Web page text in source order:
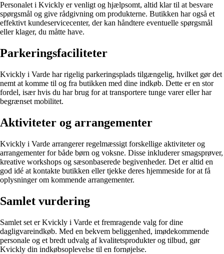
Personalet i Kvickly er venligt og hjælpsomt, altid klar til at besvare
spørgsmål og give rådgivning om produkterne. Butikken har også et
effektivt kundeservicecenter, der kan håndtere eventuelle spørgsmål
eller klager, du måtte have.
Parkeringsfaciliteter
Kvickly i Varde har rigelig parkeringsplads tilgængelig, hvilket gør det
nemt at komme til og fra butikken med dine indkøb. Dette er en stor
fordel, især hvis du har brug for at transportere tunge varer eller har
begrænset mobilitet.
Aktiviteter og arrangementer
Kvickly i Varde arrangerer regelmæssigt forskellige aktiviteter og
arrangementer for både børn og voksne. Disse inkluderer smagsprøver,
kreative workshops og sæsonbaserede begivenheder. Det er altid en
god idé at kontakte butikken eller tjekke deres hjemmeside for at få
oplysninger om kommende arrangementer.
Samlet vurdering
Samlet set er Kvickly i Varde et fremragende valg for dine
dagligvareindkøb. Med en bekvem beliggenhed, imødekommende
personale og et bredt udvalg af kvalitetsprodukter og tilbud, gør
Kvickly din indkøbsoplevelse til en fornøjelse.